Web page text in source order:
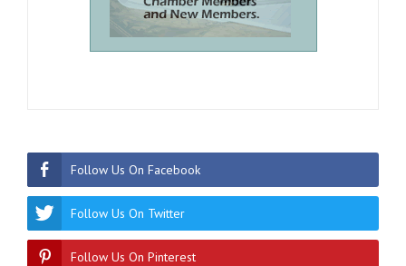
Follow Us On Facebook
Follow Us On Twitter
Follow Us On Pinterest